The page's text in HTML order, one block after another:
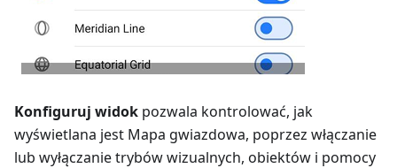
Konfiguruj widok pozwala kontrolować, jak
wyświetlana jest Mapa gwiazdowa, poprzez włączanie
lub wyłączanie trybów wizualnych, obiektów i pomocy